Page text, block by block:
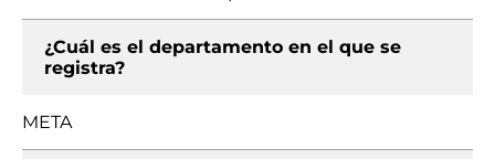
¿Cuál es el departamento en el que se
registra?
META